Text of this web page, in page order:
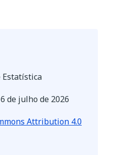
de julho de 2026
Attribution 4.0